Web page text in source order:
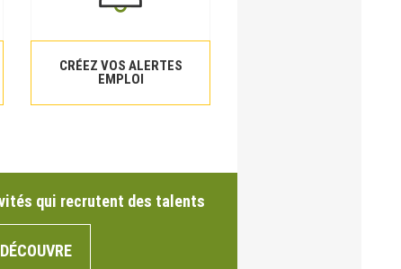
CRÉEZ VOS ALERTES
EMPLOI
qui recrutent des talents